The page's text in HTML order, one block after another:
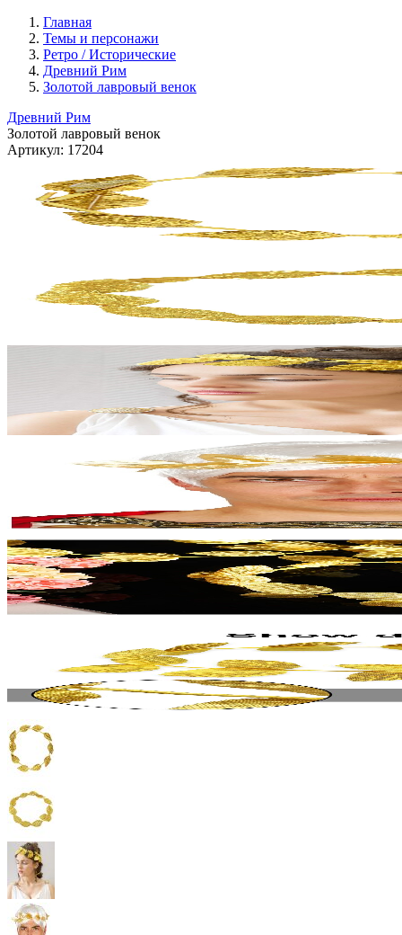
Главная
Темы и персонажи
Ретро / Исторические
Древний Рим
Золотой лавровый венок
Древний Рим
Золотой лавровый венок
Артикул: 17204